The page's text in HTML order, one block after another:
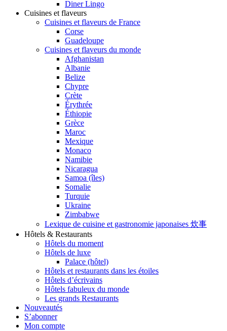
Diner Lingo
Cuisines et flaveurs
Cuisines et flaveurs de France
Corse
Guadeloupe
Cuisines et flaveurs du monde
Afghanistan
Albanie
Belize
Chypre
Crète
Érythrée
Éthiopie
Grèce
Maroc
Mexique
Monaco
Namibie
Nicaragua
Samoa (îles)
Somalie
Turquie
Ukraine
Zimbabwe
Lexique de cuisine et gastronomie japonaises 炊事
Hôtels & Restaurants
Hôtels du moment
Hôtels de luxe
Palace (hôtel)
Hôtels et restaurants dans les étoiles
Hôtels d’écrivains
Hôtels fabuleux du monde
Les grands Restaurants
Nouveautés
S’abonner
Mon compte